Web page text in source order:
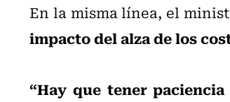
En la misma línea, el
impacto del alza de los
“Hay que tener